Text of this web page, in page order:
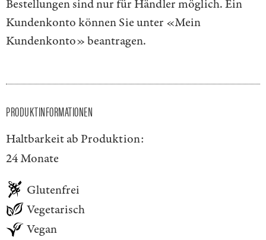
Bestellungen sind nur für Händler möglich. Ein
Kundenkonto können Sie unter «Mein
Kundenkonto»beantragen.
PRODUKTINFORMATIONEN
Haltbarkeit ab Produktion:
24 Monate
Glutenfrei
Vegetarisch
Vegan